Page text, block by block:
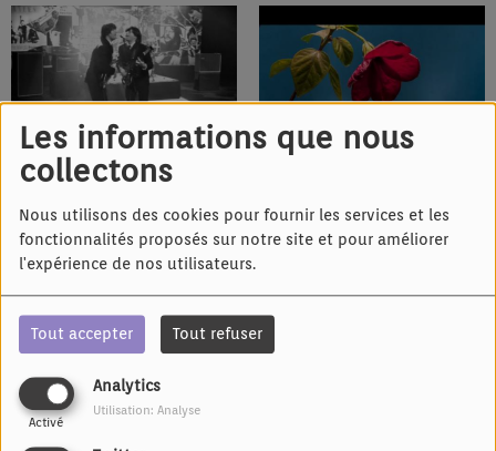
Les informations que nous
collectons
Nous utilisons des cookies pour fournir les services et les
fonctionnalités proposés sur notre site et pour améliorer
l'expérience de nos utilisateurs.
Tout accepter Tout refuser
Analytics
Activé
Utilisation: Analyse
IL Y A 8 ANS
Patchwork
IL Y A 8 ANS
IL Y A 8 ANS
Les Morfalous réplique
inoubliable de Marie Laforêt
IL Y A 8 ANS